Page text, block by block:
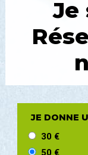
Je
JE DONNE
30 €
50 €